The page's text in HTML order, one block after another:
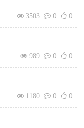
3503 0 0
989 0 0
1180 0 0